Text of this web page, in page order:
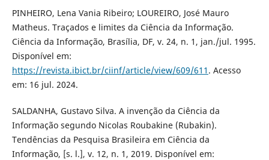
PINHEIRO, Lena Vania Ribeiro; LOUREIRO, José Mauro
Matheus. Traçados e limites da Ciência da Informação.
Ciência da Informação, Brasília, DF, v. 24, n. 1, jan./jul. 1995.
Disponível em:
https://revista.ibict.br/ciinf/article/view/609/611 . Acesso
em: 16 jul. 2024.
SALDANHA, Gustavo Silva. A invenção da Ciência da
Informação segundo Nicolas Roubakine (Rubakin).
Tendências da Pesquisa Brasileira em Ciência da
Informação, [s. l.], v. 12, n. 1, 2019. Disponível em: